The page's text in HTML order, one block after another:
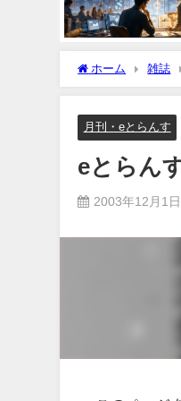
ホーム 雑誌
月刊・eとらんす
eとらん
2003年12月1日